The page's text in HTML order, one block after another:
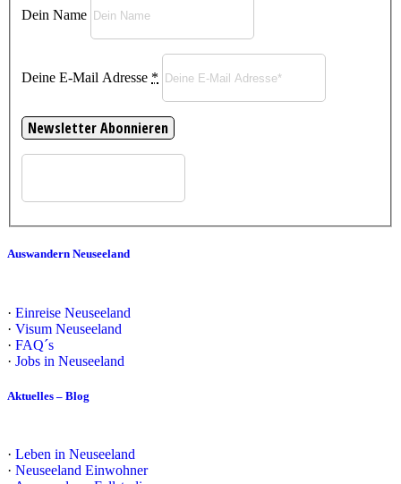
Dein Name
Deine E-Mail Adresse *
Auswandern Neuseeland
· Einreise Neuseeland
· Visum Neuseeland
· FAQ´s
· Jobs in Neuseeland
Aktuelles – Blog
· Leben in Neuseeland
· Neuseeland Einwohner